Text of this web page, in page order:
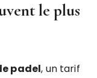
le plus
padel, un tarif